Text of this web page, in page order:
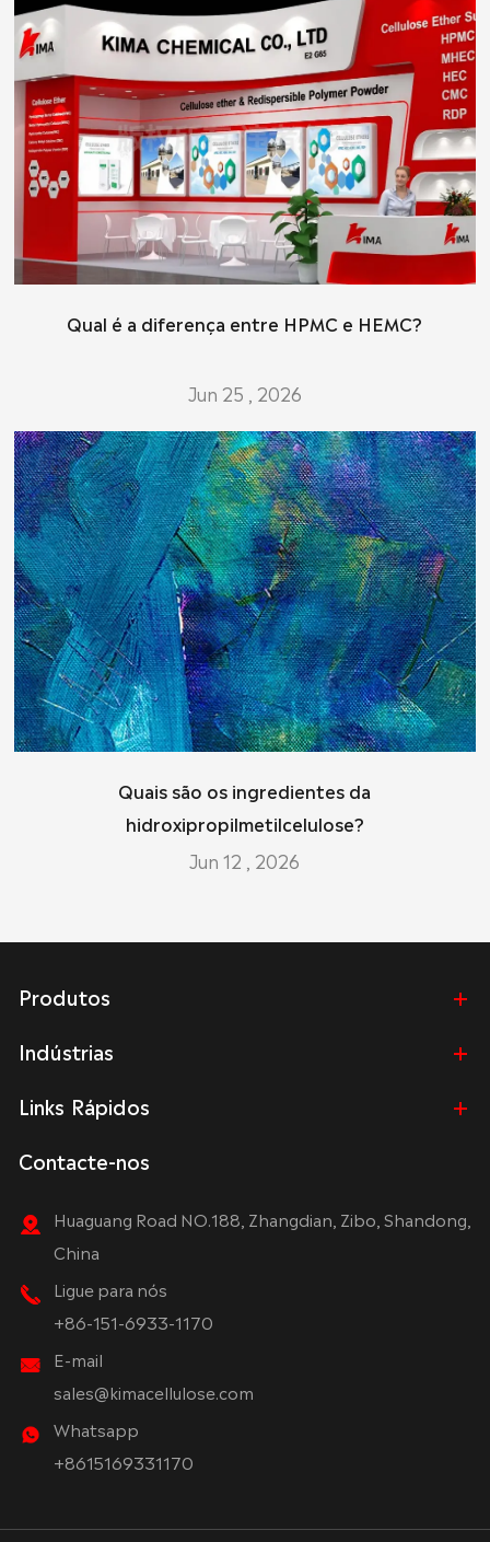
Qual é a diferença entre HPMC e HEMC?
Jun 25 , 2026
Quais são os ingredientes da
hidroxipropilmetilcelulose?
Jun 12 , 2026
Produtos
Indústrias
Links Rápidos
Contacte-nos
Huaguang Road NO.188, Zhangdian, Zibo, Shandong,
China
Ligue para nós
+86-151-6933-1170
E-mail
sales@kimacellulose.com
Whatsapp
+8615169331170